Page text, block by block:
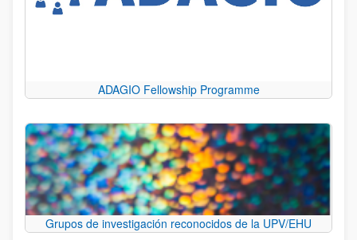
ADAGIO Fellowship Programme
Grupos de investigación reconocidos de la UPV/EHU